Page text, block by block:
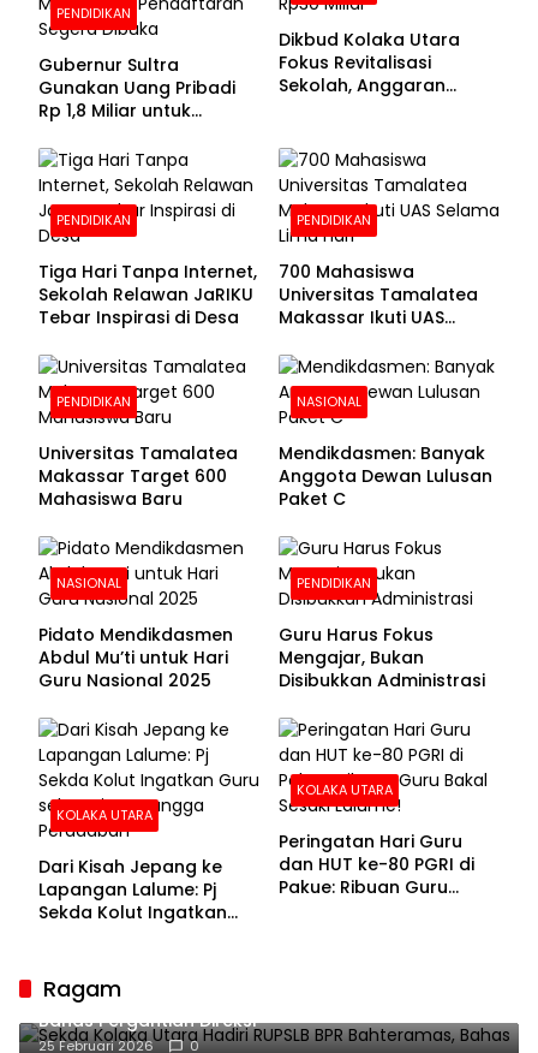
PENDIDIKAN
Gubernur Sultra
Gunakan Uang Pribadi
Rp 1,8 Miliar untuk
Pendaftaran Segera
Dibuka
Dikbud Kolaka Utara
Fokus Revitalisasi
Sekolah, Anggaran
PENDIDIKAN
Tiga Hari Tanpa Internet,
Sekolah Relawan JaRIKU
Tebar Inspirasi di Desa
PENDIDIKAN
700 Mahasiswa
Universitas Tamalatea
Makassar Ikuti UAS
PENDIDIKAN
Universitas Tamalatea
Makassar Target 600
Mahasiswa Baru
NASIONAL
Mendikdasmen: Banyak
Anggota Dewan Lulusan
Paket C
NASIONAL
Pidato Mendikdasmen
Abdul Mu’ti untuk Hari
Guru Nasional 2025
PENDIDIKAN
Guru Harus Fokus
Mengajar, Bukan
Disibukkan Administrasi
KOLAKA UTARA
Dari Kisah Jepang ke
Lapangan Lalume: Pj
Sekda Kolut Ingatkan
KOLAKA UTARA
Peringatan Hari Guru
dan HUT ke-80 PGRI di
Pakue: Ribuan Guru
Ragam
Sekda Kolaka Utara Hadiri RUPSLB BPR Bahteramas,
Bahas Pergantian Direksi
25 Februari 2026 0